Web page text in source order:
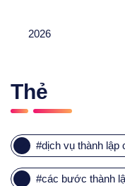
2026
Thẻ
#dịch vụ thành lập
#các bước thành